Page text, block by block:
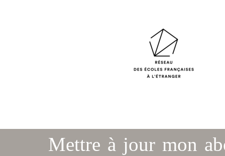
Mettre à jour mon